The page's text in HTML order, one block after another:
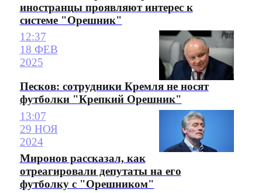
иностранцы проявляют интерес к
системе "Орешник"
12:37
18 ФЕВ
2025
Песков: сотрудники Кремля не носят
футболки "Крепкий Орешник"
13:07
29 НОЯ
2024
Миронов рассказал, как
отреагировали депутаты на его
футболку с "Орешником"